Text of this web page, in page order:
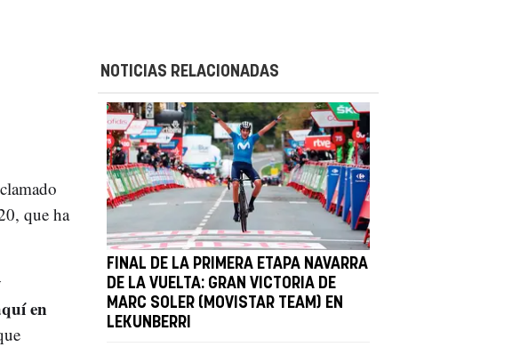
que ha
en
NOTICIAS RELACIONADAS
FINAL DE LA PRIMERA ETAPA NAVARRA
DE LA VUELTA: GRAN VICTORIA DE
MARC SOLER (MOVISTAR TEAM) EN
LEKUNBERRI